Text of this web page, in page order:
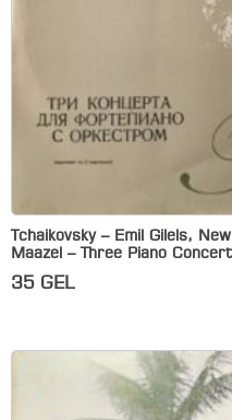
Tchaikovsky – Emil Gilels,
Maazel – Three Piano
35 GEL